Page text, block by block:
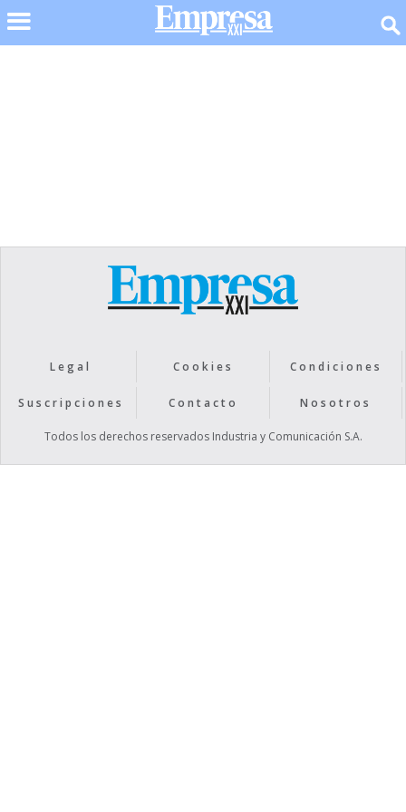
Legal Cookies Condiciones
Suscripciones Contacto Nosotros
Todos los derechos reservados Industria y Comunicación S.A.